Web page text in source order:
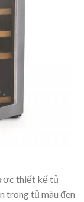
thiết kế tủ
trong tủ màu đen